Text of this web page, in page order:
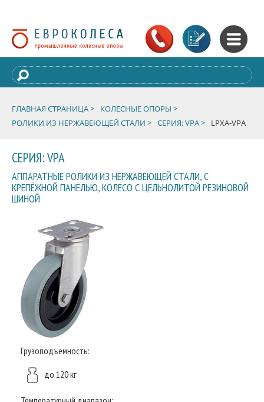
ГЛАВНАЯ СТРАНИЦА >
КОЛЕСНЫЕ ОПОРЫ >
РОЛИКИ ИЗ НЕРЖАВЕЮЩЕЙ СТАЛИ > СЕРИЯ: VPA > LPXA-VPA
СЕРИЯ: VPA
АППАРАТНЫЕ РОЛИКИ ИЗ НЕРЖАВЕЮЩЕЙ СТАЛИ, С
КРЕПЁЖНОЙ ПАНЕЛЬЮ, КОЛЕСО С ЦЕЛЬНОЛИТОЙ РЕЗИНОВОЙ
ШИНОЙ
Грузоподъёмность:
до 120 кг